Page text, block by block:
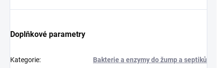
Doplňkové parametry
Kategorie: Bakterie a enzymy do žump a septiků